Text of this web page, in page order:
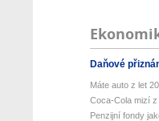
Daňové
Máte auto z let
Coca-Cola mizí
Penzijní fondy